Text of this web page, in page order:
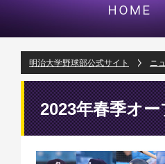
明治大学野球部公式サイト ニ
2023年春季オ